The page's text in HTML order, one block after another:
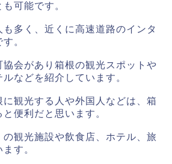
可能です。
も多く、近くに高速道路のインタ
。
会があり箱根の観光スポットや
などを紹介しています。
に観光する人や外国人などは、箱
便利だと思います。
観光施設や飲食店、ホテル、旅
す。